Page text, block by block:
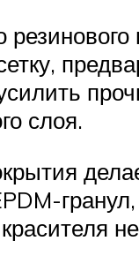
слоя.